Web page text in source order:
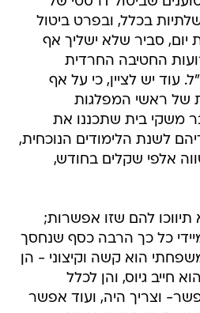
בכלל, ובפרט ביטול
יום, סביר שלא ישליך אף
החטיבה החרדית
יש לציין, כי על אף
של ראשי המפלגות
משקי בית שתכננו את
לשנת הלימודים הנוכחית,
אלפי שקלים בחודש,
תיווכו להם שזו אפשרות;
כל כך הרבה כסף שנחסך
הוא קשה וקיצוני - הן
חייב גיוס, והן לכלל
וצריך היה, ועוד אפשר